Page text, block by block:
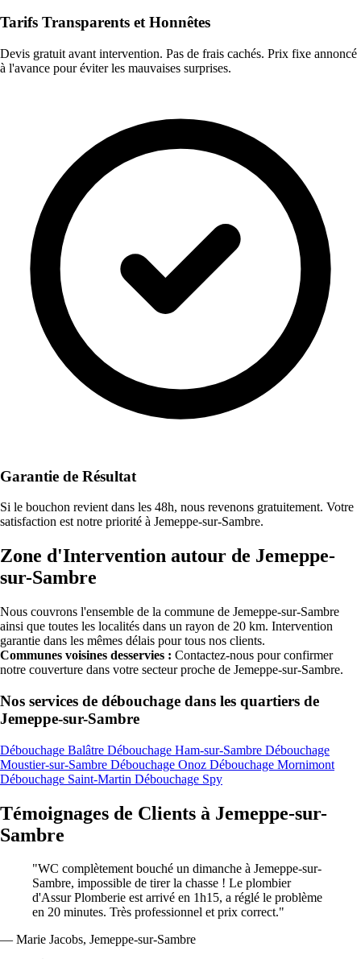
Tarifs Transparents et Honnêtes
Devis gratuit avant intervention. Pas de frais cachés. Prix fixe annoncé
à l'avance pour éviter les mauvaises surprises.
Garantie de Résultat
Si le bouchon revient dans les 48h, nous revenons gratuitement. Votre
satisfaction est notre priorité à Jemeppe-sur-Sambre.
Zone d'Intervention autour de Jemeppe-
sur-Sambre
Nous couvrons l'ensemble de la commune de Jemeppe-sur-Sambre
ainsi que toutes les localités dans un rayon de 20 km. Intervention
garantie dans les mêmes délais pour tous nos clients.
Communes voisines desservies : Contactez-nous pour confirmer
notre couverture dans votre secteur proche de Jemeppe-sur-Sambre.
Nos services de débouchage dans les quartiers de
Jemeppe-sur-Sambre
Débouchage Balâtre Débouchage Ham-sur-Sambre Débouchage
Moustier-sur-Sambre Débouchage Onoz Débouchage Mornimont
Débouchage Saint-Martin Débouchage Spy
Témoignages de Clients à Jemeppe-sur-
Sambre
"WC complètement bouché un dimanche à Jemeppe-sur-
Sambre, impossible de tirer la chasse ! Le plombier
d'Assur Plomberie est arrivé en 1h15, a réglé le problème
en 20 minutes. Très professionnel et prix correct."
— Marie Jacobs, Jemeppe-sur-Sambre